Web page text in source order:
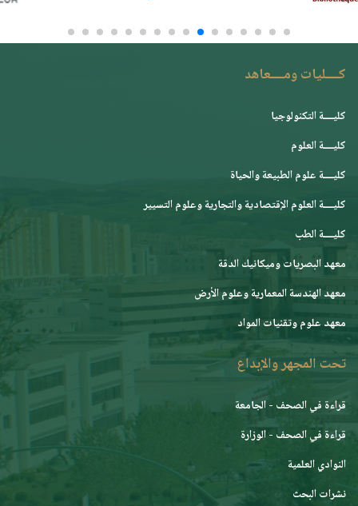
كــــليات ومــــعاهد
كليــــة التكنولوجيا
كليــــة العلوم
كليــــة علوم الطبيعة والحياة
كليــــة العلوم الإقتصادية والتجارية وعلوم التسيير
كليــــة الطب
معهد البصريات وميكانيك الدقة
معهد الهندسة المعمارية وعلوم الأرض
معهد علوم وتقنيات المواد
تحت المجهر والإبداع
قراءة في الصحف - الجامعة
قراءة في الصحف - الوزارة
النوادي العلمية
نشرات البحث